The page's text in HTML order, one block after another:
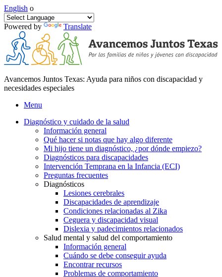
English o
Powered by Translate
Avancemos Juntos Texas: Ayuda para niños con discapacidad y
necesidades especiales
Menu
Diagnóstico y cuidado de la salud
Información general
Qué hacer si notas que hay algo diferente
Mi hijo tiene un diagnóstico, ¿por dónde empiezo?
Diagnósticos para discapacidades
Intervención Temprana en la Infancia (ECI)
Preguntas frecuentes
Diagnósticos
Lesiones cerebrales
Discapacidades de aprendizaje
Condiciones relacionadas al Zika
Ceguera y discapacidad visual
Dislexia y padecimientos relacionados
Salud mental y salud del comportamiento
Información general
Cuándo se debe conseguir ayuda
Encontrar recursos
Problemas de comportamiento